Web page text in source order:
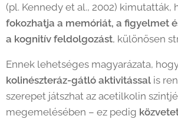
(pl. Kennedy et al., 2002) kimutatták,
fokozhatja a memóriát, a figyelmet
a kognitív feldolgozást, különösen
Ennek lehetséges magyarázata,
kolinészteráz-gátló aktivitással is
szerepet játszhat az acetilkolin
megemelésében – ez pedig